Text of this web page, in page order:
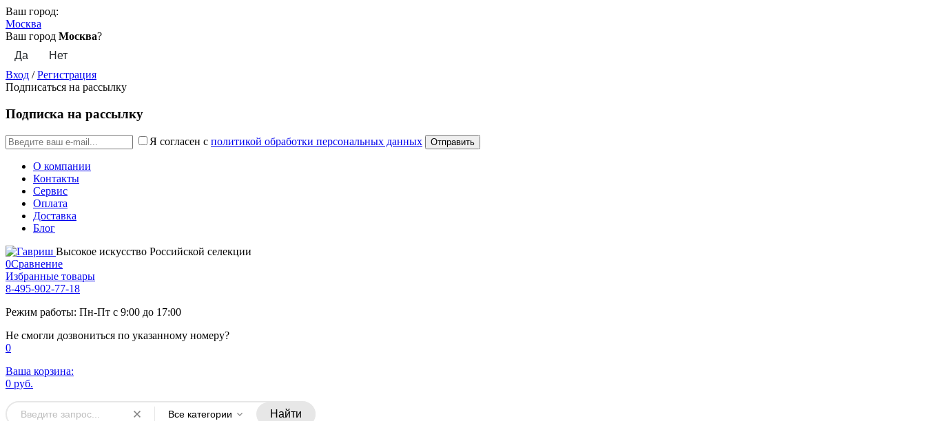
Ваш город:
Москва
Ваш город Москва?
Вход /Регистрация
Подписаться на рассылку
Подписка на рассылку
Я согласен с политикой обработки персональных данных
О компании
Контакты
Сервис
Оплата
Доставка
Блог
Высокое искусство Российской селекции
0Сравнение
Избранные товары
8-495-902-77-18
Режим работы: Пн-Пт с 9:00 до 17:00
Не смогли дозвониться по указанному номеру?
0
Ваша корзина:
0 руб.
Все категории Найти